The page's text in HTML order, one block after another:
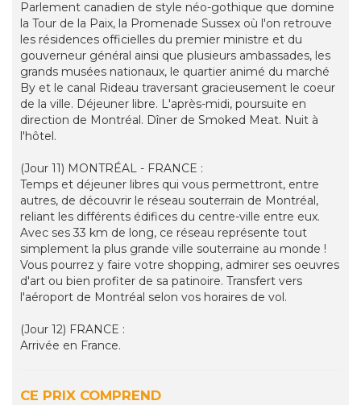
Parlement canadien de style néo-gothique que domine
la Tour de la Paix, la Promenade Sussex où l'on retrouve
les résidences officielles du premier ministre et du
gouverneur général ainsi que plusieurs ambassades, les
grands musées nationaux, le quartier animé du marché
By et le canal Rideau traversant gracieusement le coeur
de la ville. Déjeuner libre. L'après-midi, poursuite en
direction de Montréal. Dîner de Smoked Meat. Nuit à
l'hôtel.
(Jour 11) MONTRÉAL - FRANCE :
Temps et déjeuner libres qui vous permettront, entre
autres, de découvrir le réseau souterrain de Montréal,
reliant les différents édifices du centre-ville entre eux.
Avec ses 33 km de long, ce réseau représente tout
simplement la plus grande ville souterraine au monde !
Vous pourrez y faire votre shopping, admirer ses oeuvres
d'art ou bien profiter de sa patinoire. Transfert vers
l'aéroport de Montréal selon vos horaires de vol.
(Jour 12) FRANCE :
Arrivée en France.
CE PRIX COMPREND